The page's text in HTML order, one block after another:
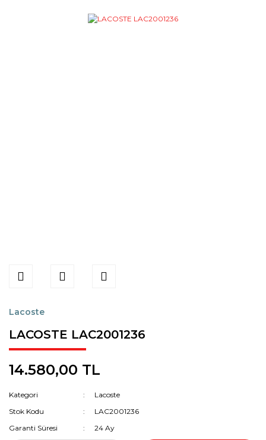
Lacoste
LACOSTE LAC2001236
14.580,00 TL
Kategori
Lacoste
Stok Kodu
LAC2001236
Garanti Süresi
24 Ay